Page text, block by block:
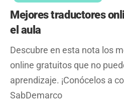
Mejores traductores
el aula
Descubre en esta nota los
online gratuitos que no
aprendizaje. ¡Conócelos a
SabDemarco